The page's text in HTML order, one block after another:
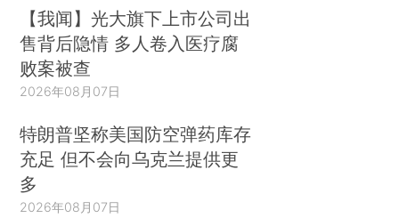
【我闻】光大旗下上市公司出
售背后隐情 多人卷入医疗腐
败案被查
2026年08月07日
特朗普坚称美国防空弹药库存
充足 但不会向乌克兰提供更
多
2026年08月07日